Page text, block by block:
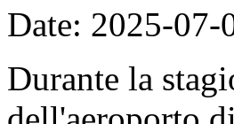
Date: 2025-07-
Durante la